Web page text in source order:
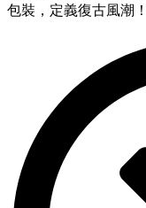
包裝，定義復古風潮！